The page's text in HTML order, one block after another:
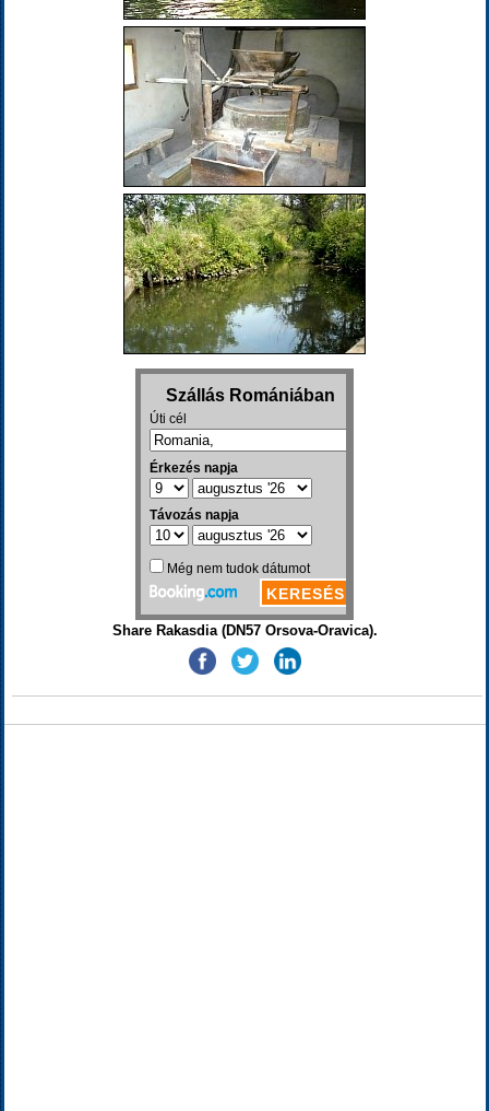
Share Rakasdia (DN57 Orsova-Oravica).